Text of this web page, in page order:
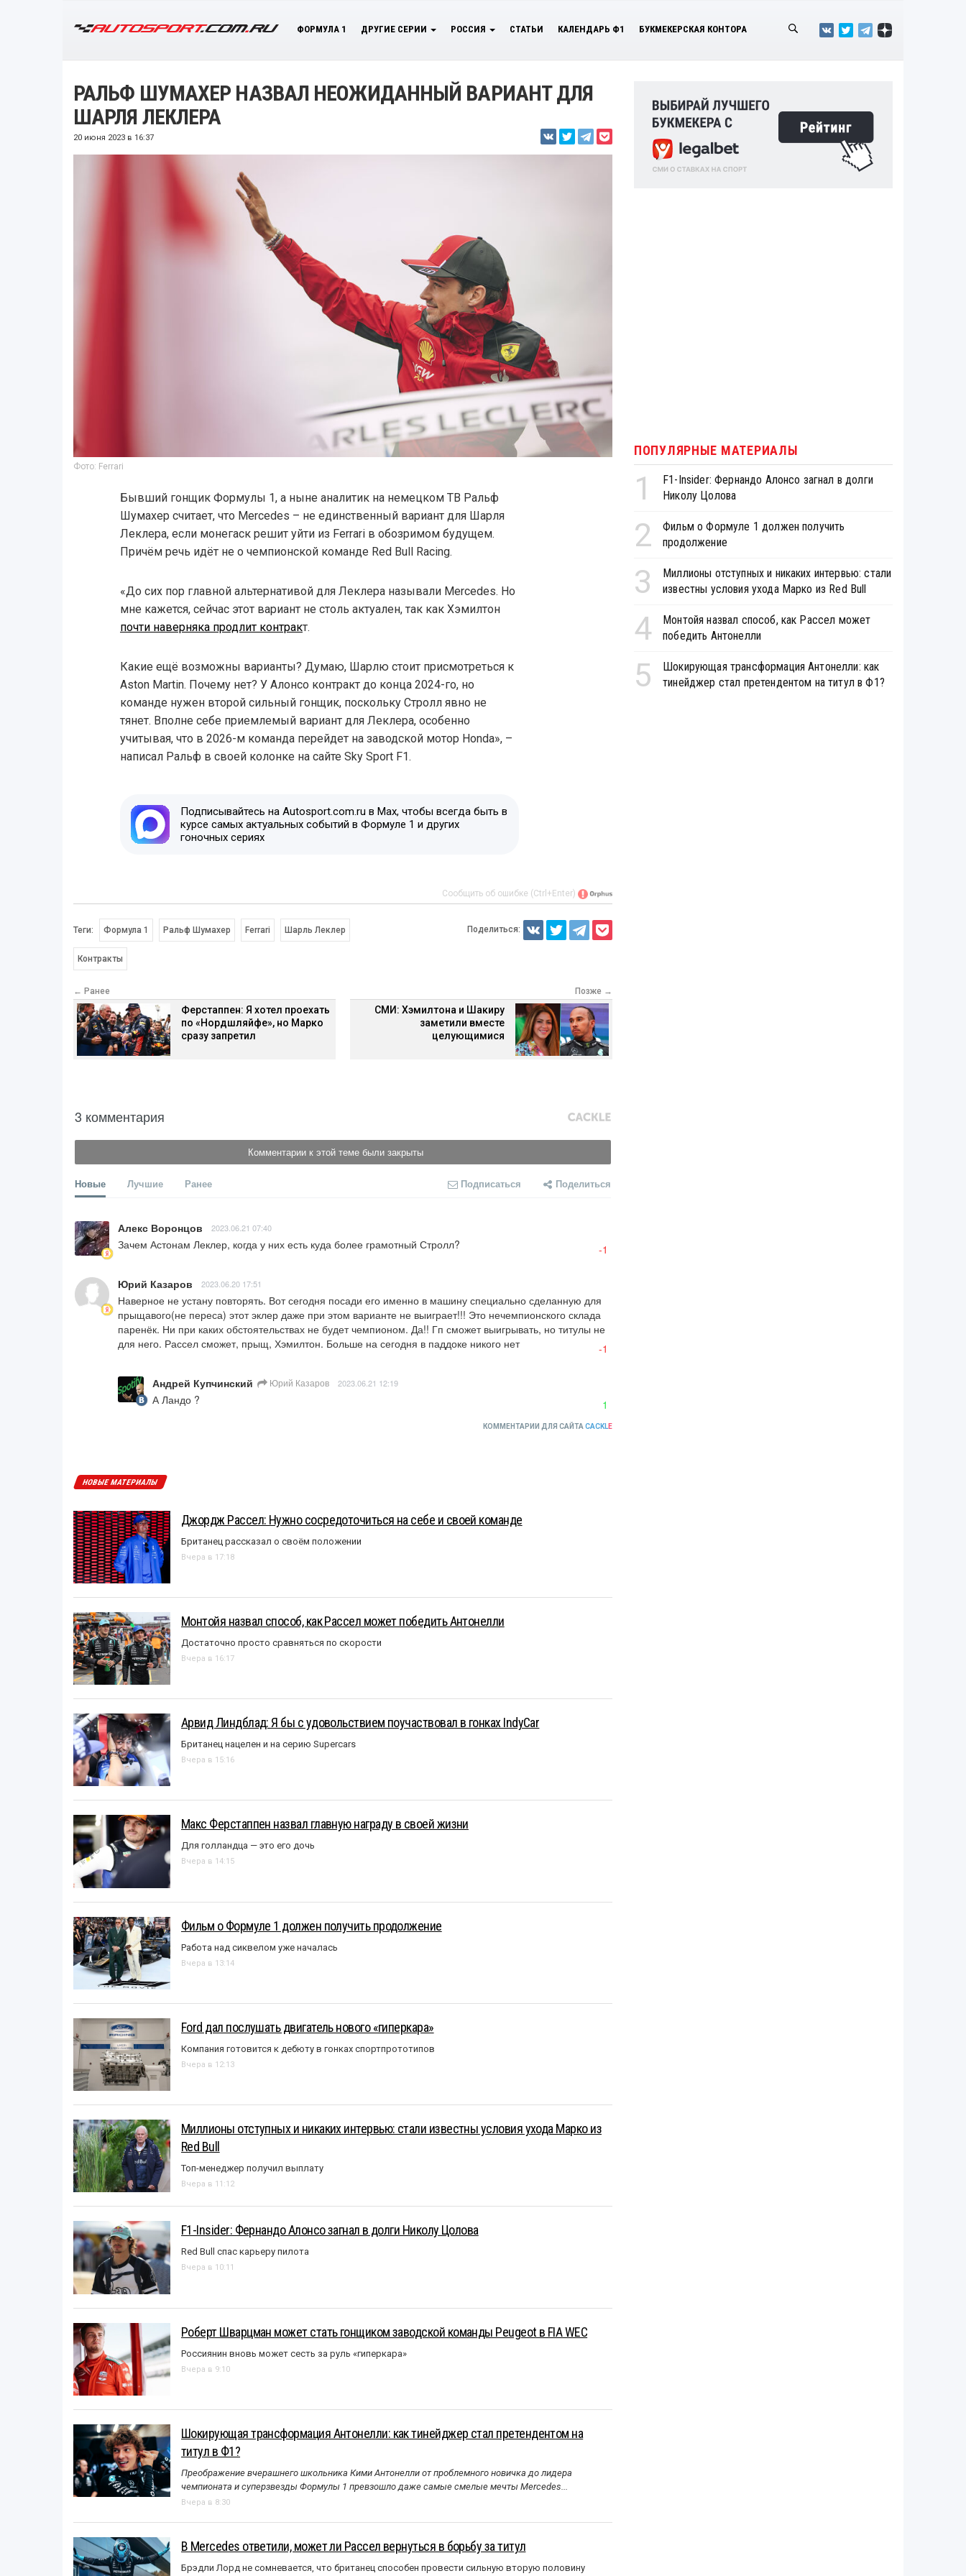
ФОРМУЛА 1 ДРУГИЕ СЕРИИ РОССИЯ СТАТЬИ КАЛЕНДАРЬ Ф1 БУКМЕКЕРСКАЯ КОНТОРА
РАЛЬФ ШУМАХЕР НАЗВАЛ НЕОЖИДАННЫЙ ВАРИАНТ ДЛЯ
ШАРЛЯ ЛЕКЛЕРА
20 июня 2023 в 16:37
Фото: Ferrari
Бывший гонщик Формулы 1, а ныне аналитик на немецком ТВ Ральф
Шумахер считает, что Mercedes – не единственный вариант для Шарля
Леклера, если монегаск решит уйти из Ferrari в обозримом будущем.
Причём речь идёт не о чемпионской команде Red Bull Racing.
«До сих пор главной альтернативой для Леклера называли Mercedes. Но
мне кажется, сейчас этот вариант не столь актуален, так как Хэмилтон
почти наверняка продлит контракт.
Какие ещё возможны варианты? Думаю, Шарлю стоит присмотреться к
Aston Martin. Почему нет? У Алонсо контракт до конца 2024-го, но
команде нужен второй сильный гонщик, поскольку Стролл явно не
тянет. Вполне себе приемлемый вариант для Леклера, особенно
учитывая, что в 2026-м команда перейдет на заводской мотор Honda», –
написал Ральф в своей колонке на сайте Sky Sport F1.
Подписывайтесь на Autosport.com.ru в Max, чтобы всегда быть в
курсе самых актуальных событий в Формуле 1 и других
гоночных сериях
Сообщить об ошибке (Ctrl+Enter)
Теги: Формула 1 Ральф Шумахер Ferrari Шарль Леклер
Контракты
Поделиться:
← Ранее
Ферстаппен: Я хотел проехать
по «Нордшляйфе», но Марко
сразу запретил
Позже →
СМИ: Хэмилтона и Шакиру
заметили вместе
целующимися
3 комментария
Комментарии к этой теме были закрыты
Новые Лучшие Ранее Подписаться Поделиться
Алекс Воронцов 2023.06.21 07:40
Зачем Астонам Леклер, когда у них есть куда более грамотный Стролл? -1
Юрий Казаров 2023.06.20 17:51
Наверное не устану повторять. Вот сегодня посади его именно в машину специально сделанную для
прыщавого(не переса) этот эклер даже при этом варианте не выиграет!!! Это нечемпионского склада
паренёк. Ни при каких обстоятельствах не будет чемпионом. Да!! Гп сможет выигрывать, но титулы не
для него. Рассел сможет, прыщ, Хэмилтон. Больше на сегодня в паддоке никого нет
-1
Андрей Купчинский Юрий Казаров 2023.06.21 12:19
А Ландо ? 1
КОММЕНТАРИИ ДЛЯ САЙТА CACKLE
НОВЫЕ МАТЕРИАЛЫ
Джордж Рассел: Нужно сосредоточиться на себе и своей команде
Британец рассказал о своём положении
Вчера в 17:18
Монтойя назвал способ, как Рассел может победить Антонелли
Достаточно просто сравняться по скорости
Вчера в 16:17
Арвид Линдблад: Я бы с удовольствием поучаствовал в гонках IndyCar
Британец нацелен и на серию Supercars
Вчера в 15:16
Макс Ферстаппен назвал главную награду в своей жизни
Для голландца — это его дочь
Вчера в 14:15
Фильм о Формуле 1 должен получить продолжение
Работа над сиквелом уже началась
Вчера в 13:14
Ford дал послушать двигатель нового «гиперкара»
Компания готовится к дебюту в гонках спортпрототипов
Вчера в 12:13
Миллионы отступных и никаких интервью: стали известны условия ухода Марко из
Red Bull
Топ-менеджер получил выплату
Вчера в 11:12
F1-Insider: Фернандо Алонсо загнал в долги Николу Цолова
Red Bull спас карьеру пилота
Вчера в 10:11
Роберт Шварцман может стать гонщиком заводской команды Peugeot в FIA WEC
Россиянин вновь может сесть за руль «гиперкара»
Вчера в 9:10
Шокирующая трансформация Антонелли: как тинейджер стал претендентом на
титул в Ф1?
Преображение вчерашнего школьника Кими Антонелли от проблемного новичка до лидера
чемпионата и суперзвезды Формулы 1 превзошло даже самые смелые мечты Mercedes...
Вчера в 8:30
В Mercedes ответили, может ли Рассел вернуться в борьбу за титул
Брэдли Лорд не сомневается, что британец способен провести сильную вторую половину
ПОПУЛЯРНЫЕ МАТЕРИАЛЫ
1
F1-Insider: Фернандо Алонсо загнал в долги
Николу Цолова
2
Фильм о Формуле 1 должен получить
продолжение
3
Миллионы отступных и никаких интервью: стали
известны условия ухода Марко из Red Bull
4
Монтойя назвал способ, как Рассел может
победить Антонелли
5
Шокирующая трансформация Антонелли: как
тинейджер стал претендентом на титул в Ф1?